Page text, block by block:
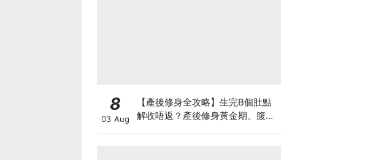
8
03 Aug
【產後修身全攻略】生完B個肚點
解收唔返？產後修身黃金期、腹直